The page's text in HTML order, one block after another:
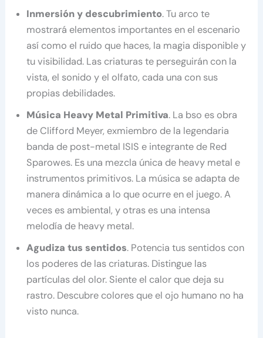
Inmersión y descubrimiento. Tu arco te
mostrará elementos importantes en el escenario
así como el ruido que haces, la magia disponible y
tu visibilidad. Las criaturas te perseguirán con la
vista, el sonido y el olfato, cada una con sus
propias debilidades.
Música Heavy Metal Primitiva. La bso es obra
de Clifford Meyer, exmiembro de la legendaria
banda de post-metal ISIS e integrante de Red
Sparowes. Es una mezcla única de heavy metal e
instrumentos primitivos. La música se adapta de
manera dinámica a lo que ocurre en el juego. A
veces es ambiental, y otras es una intensa
melodía de heavy metal.
Agudiza tus sentidos. Potencia tus sentidos con
los poderes de las criaturas. Distingue las
partículas del olor. Siente el calor que deja su
rastro. Descubre colores que el ojo humano no ha
visto nunca.